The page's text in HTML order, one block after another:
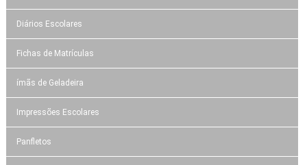
Diários Escolares
Fichas de Matrículas
ímãs de Geladeira
Impressões Escolares
Panfletos